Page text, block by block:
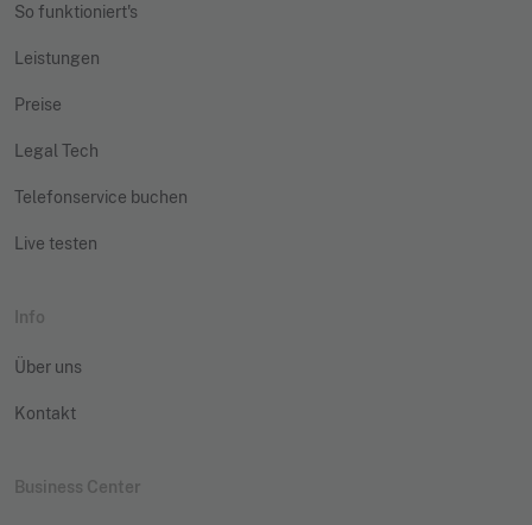
So funktioniert's
Leistungen
Preise
Legal Tech
Telefonservice buchen
Live testen
Info
Über uns
Kontakt
Business Center